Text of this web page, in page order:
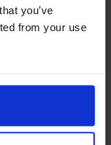
you’ve
from your use